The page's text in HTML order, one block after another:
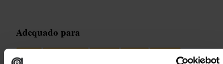
Adequado para